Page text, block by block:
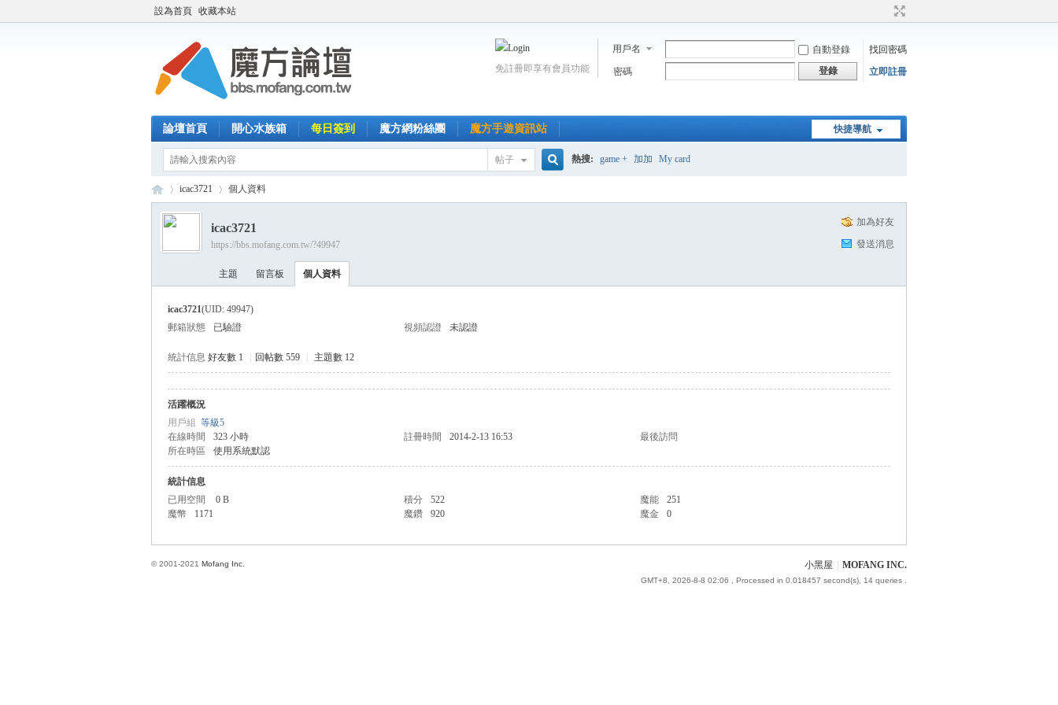
設為首頁 收藏本站
用戶名 自動登錄
找回密碼
密碼
登錄 立即註冊
免註冊即享有會員功能
快捷導航
論壇首頁 開心水族箱 每日簽到 魔方網粉絲團 魔方手遊資訊站
帖子 熱搜: game + 加加 My card
›
icac3721 個人資料
加為好友
發送消息
icac3721
https://bbs.mofang.com.tw/?49947
主題 留言板 個人資料
icac3721(UID: 49947)
郵箱狀態
已驗證 視頻認證 未認證
統計信息 好友數 1 回帖數 559 主題數 12
活躍概況
用戶組 等級5
在線時間
323 小時 註冊時間 2014-2-13 16:53
最後訪問
所在時區
使用系統默認
統計信息
已用空間
0 B 積分 522 魔能
251
魔幣
1171 魔鑽 920 魔金 0
小黑屋 MOFANG INC.
GMT+8, 2026-8-8 02:06 , Processed in 0.018457 second(s), 14 queries .
© 2001-2021 Mofang Inc.